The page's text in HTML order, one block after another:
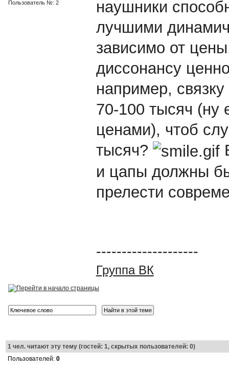
Пользователь №: 2
наушники
лучшими
зависимо от
диссонансу
например,
70-100 тысяч (ну
ценами), чтоб
тысяч?
и цапы должны
прелести
--------------------
Группа ВК
1чел. читают эту тему (гостей: 1, скрытых пользователей: 0)
Пользователей: 0